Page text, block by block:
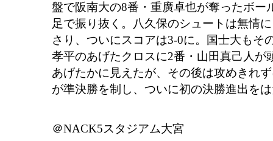
盤で阪南大の8番・重廣卓也が奪ったボー
足で振り抜く。八久保のシュートは無情
さり、ついにスコアは3-0に。国士大もそ
孝平のあげたクロスに2番・山田真己人が
あげたかに見えたが、その後は攻めきれ
が準決勝を制し、ついに初の決勝進出を
＠NACK5スタジアム大宮